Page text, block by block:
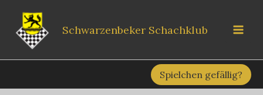
Inhalt
springen
Schwarzenbeker Schachklub
Spielchen gefällig?